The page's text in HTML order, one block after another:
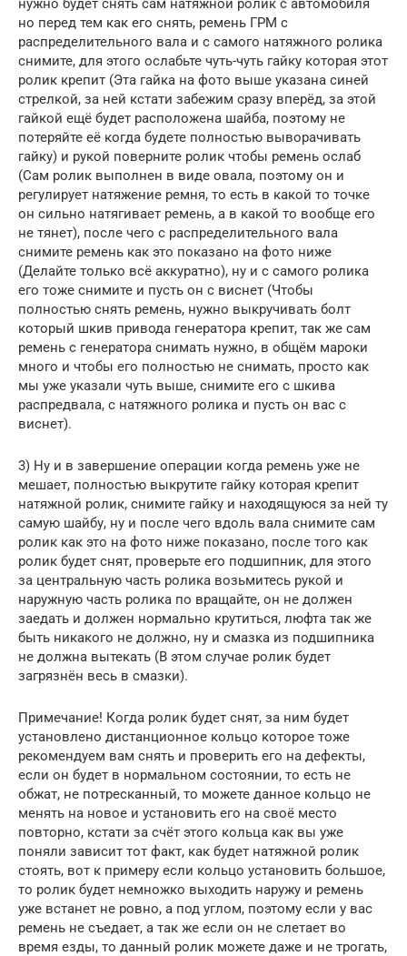
нужно будет снять сам натяжной ролик с автомобиля
но перед тем как его снять, ремень ГРМ с
распределительного вала и с самого натяжного ролика
снимите, для этого ослабьте чуть-чуть гайку которая этот
ролик крепит (Эта гайка на фото выше указана синей
стрелкой, за ней кстати забежим сразу вперёд, за этой
гайкой ещё будет расположена шайба, поэтому не
потеряйте её когда будете полностью выворачивать
гайку) и рукой поверните ролик чтобы ремень ослаб
(Сам ролик выполнен в виде овала, поэтому он и
регулирует натяжение ремня, то есть в какой то точке
он сильно натягивает ремень, а в какой то вообще его
не тянет), после чего с распределительного вала
снимите ремень как это показано на фото ниже
(Делайте только всё аккуратно), ну и с самого ролика
его тоже снимите и пусть он с виснет (Чтобы
полностью снять ремень, нужно выкручивать болт
который шкив привода генератора крепит, так же сам
ремень с генератора снимать нужно, в общём мароки
много и чтобы его полностью не снимать, просто как
мы уже указали чуть выше, снимите его с шкива
распредвала, с натяжного ролика и пусть он вас с
виснет).
3) Ну и в завершение операции когда ремень уже не
мешает, полностью выкрутите гайку которая крепит
натяжной ролик, снимите гайку и находящуюся за ней ту
самую шайбу, ну и после чего вдоль вала снимите сам
ролик как это на фото ниже показано, после того как
ролик будет снят, проверьте его подшипник, для этого
за центральную часть ролика возьмитесь рукой и
наружную часть ролика по вращайте, он не должен
заедать и должен нормально крутиться, люфта так же
быть никакого не должно, ну и смазка из подшипника
не должна вытекать (В этом случае ролик будет
загрязнён весь в смазки).
Примечание! Когда ролик будет снят, за ним будет
установлено дистанционное кольцо которое тоже
рекомендуем вам снять и проверить его на дефекты,
если он будет в нормальном состоянии, то есть не
обжат, не потресканный, то можете данное кольцо не
менять на новое и установить его на своё место
повторно, кстати за счёт этого кольца как вы уже
поняли зависит тот факт, как будет натяжной ролик
стоять, вот к примеру если кольцо установить большое,
то ролик будет немножко выходить наружу и ремень
уже встанет не ровно, а под углом, поэтому если у вас
ремень не съедает, а так же если он не слетает во
время езды, то данный ролик можете даже и не трогать,